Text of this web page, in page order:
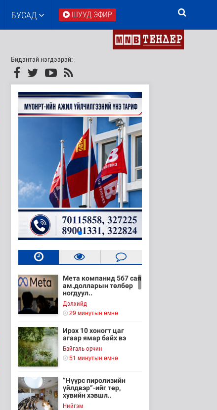
БУСАД ШУУД ЭФИР
Бидэнтэй нэгдээрэй:
Мета компанид 567 сая
ам.долларын төлбөр
ногдуул..
Дэлхийд
29 минутын өмнө
Ирэх 10 хоногт цаг
агаар ямар байх вэ
Байгаль орчин
51 минутын өмнө
“Нүүрс пиролизийн
үйлдвэр”-ийг төр,
хувийн хэвшл..
Нийгэм